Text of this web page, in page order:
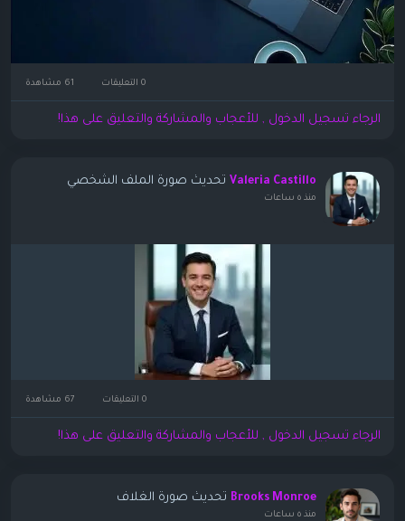
0 التعليقات
الرجاء تسجيل الدخول , للأعجاب والمشاركة والتعليق على هذا!
Valeria Castillo تحديث صورة الملف الشخصي
منذ ٥ ساعات
0 التعليقات
الرجاء تسجيل الدخول , للأعجاب والمشاركة والتعليق على هذا!
Brooks Monroe تحديث صورة الغلاف
منذ ٥ ساعات